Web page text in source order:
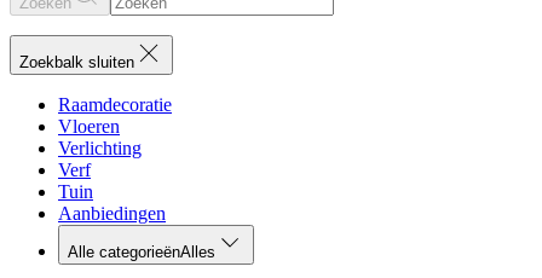
Zoekbalk sluiten
Raamdecoratie
Vloeren
Verlichting
Verf
Tuin
Aanbiedingen
Alle categorieënAlles